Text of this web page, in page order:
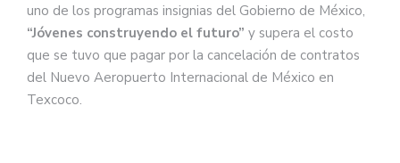
uno de los programas insignias del Gobierno de México,
“Jóvenes construyendo el futuro” y supera el costo
que se tuvo que pagar por la cancelación de contratos
del Nuevo Aeropuerto Internacional de México en
Texcoco.